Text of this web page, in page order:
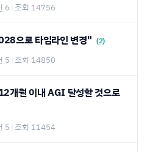
6 조회 14756
으로 타임라인 변경" (2)
5 조회 14850
개월 이내 AGI 달성할 것으로
5 조회 11454